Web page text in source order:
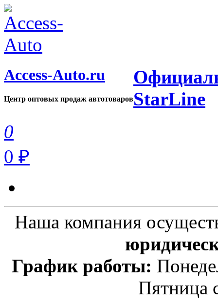
Access-Auto.ru
Центр оптовых продаж автотоваровStarLine
0
0 ₽
Наша компания
График работы:
Пятница